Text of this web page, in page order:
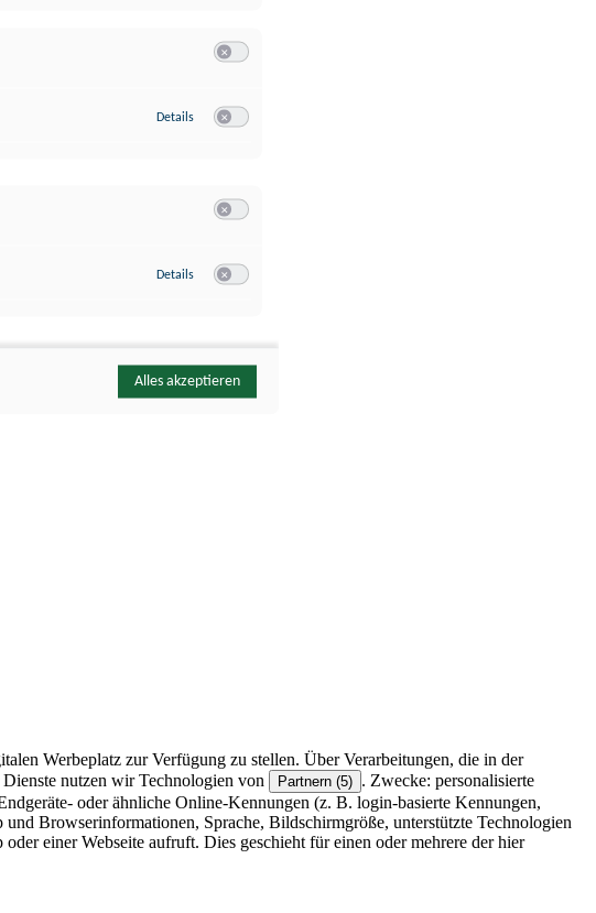
Werbeplatz zur Verfügung zu stellen. Über Verarbeitungen, die in der
nutzen wir Technologien von Partnern (5) . Zwecke: personalisierte
oder ähnliche Online-Kennungen (z. B. login-basierte Kennungen,
Browserinformationen, Sprache, Bildschirmgröße, unterstützte Technologien
einer Webseite aufruft. Dies geschieht für einen oder mehrere der hier
Details zu Google Analytics
Details zu YouTube
Alles akzeptieren